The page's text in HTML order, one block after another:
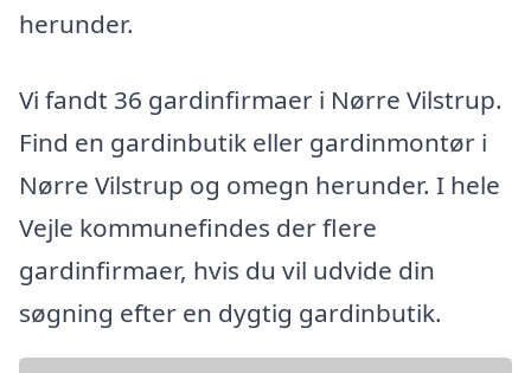
herunder.
Vi fandt 36 gardinfirmaer i Nørre Vilstrup.
Find en gardinbutik eller gardinmontør i
Nørre Vilstrup og omegn herunder. I hele
Vejle kommunefindes der flere
gardinfirmaer, hvis du vil udvide din
søgning efter en dygtig gardinbutik.